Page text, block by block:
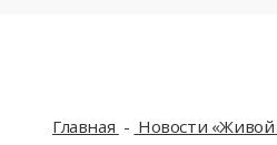
Главная Новости «Живой